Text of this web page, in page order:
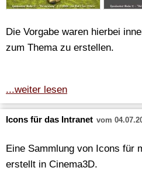
Die Vorgabe waren hierbei
zum Thema zu erstellen.
...weiter lesen
Icons für das Intranet vom
Eine Sammlung von Icons für
erstellt in Cinema3D.